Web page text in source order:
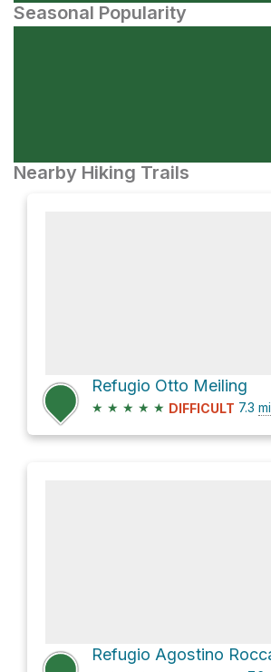
Seasonal Popularity
Nearby Hiking Trails
Refugio Otto Meiling
★ ★ ★ ★ ★ DIFFICULT 7.3 mi